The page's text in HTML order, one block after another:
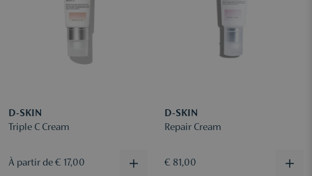
D-SKIN
Triple C Cream
À partir de € 17,00
D-SKIN
Repair Cream
€ 81,00